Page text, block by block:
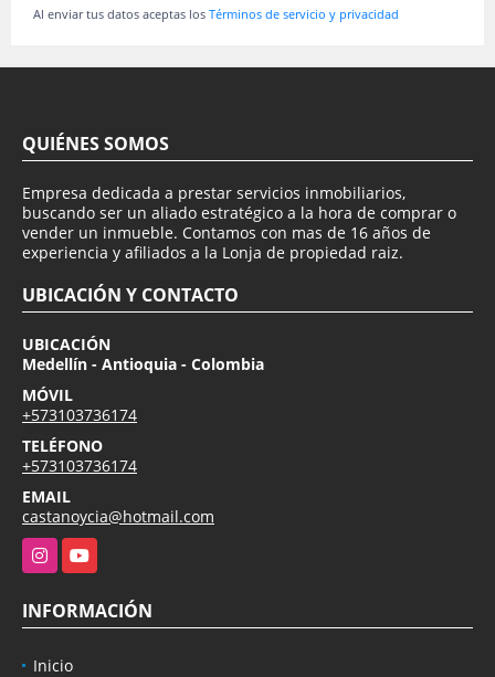
Al enviar tus datos aceptas los Términos de servicio y privacidad
QUIÉNES SOMOS
Empresa dedicada a prestar servicios inmobiliarios,
buscando ser un aliado estratégico a la hora de comprar o
vender un inmueble. Contamos con mas de 16 años de
experiencia y afiliados a la Lonja de propiedad raiz.
UBICACIÓN Y CONTACTO
UBICACIÓN
Medellín - Antioquia - Colombia
MÓVIL
+573103736174
TELÉFONO
+573103736174
EMAIL
castanoycia@hotmail.com
InstagramYouTube
INFORMACIÓN
Inicio